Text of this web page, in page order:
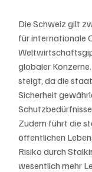
Die Schweiz gilt
für internationale
globaler
steigt, da die
Sicherheit
Zudem führt die
öffentlichen
Risiko durch
wesentlich mehr